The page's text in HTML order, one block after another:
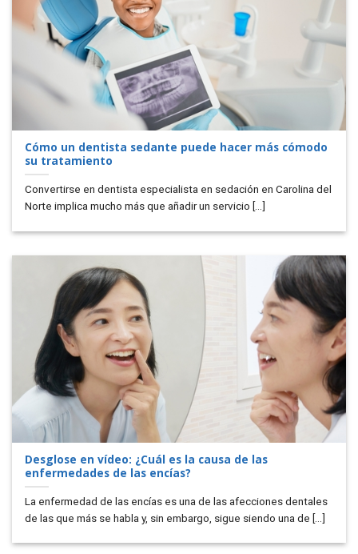
Cómo un dentista sedante puede hacer más cómodo
su tratamiento
Convertirse en dentista especialista en sedación en Carolina del
Norte implica mucho más que añadir un servicio [...]
Desglose en vídeo: ¿Cuál es la causa de las
enfermedades de las encías?
La enfermedad de las encías es una de las afecciones dentales
de las que más se habla y, sin embargo, sigue siendo una de [...]